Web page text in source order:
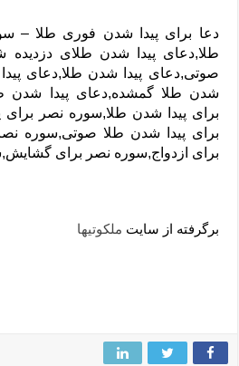
دعا برای پیدا شدن فوری طلا –
طلا,دعای پیدا شدن طلای دزدیده
صوتی,دعای پیدا شدن طلا,دعای
شدن طلا گمشده,دعای پیدا شدن
برای پیدا شدن طلا,سوره نصر
برای پیدا شدن طلا صوتی,سوره
برای ازدواج,سوره نصر برای
برگرفته از سایت ملکوتیها